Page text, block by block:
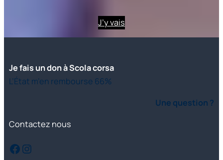
J’y vais
Je fais un don à Scola corsa
L’État m’en rembourse 66%
Une question ?
Contactez nous
Facebook Instagram